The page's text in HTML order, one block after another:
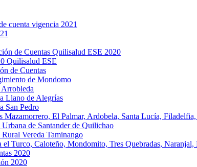
cuenta vigencia 2021
de Cuentas Quilisalud ESE 2020
Quilisalud ESE
de Cuentas
de Mondomo
Arrobleda
Llano de Alegrías
San Pedro
Mazamorrero, El Palmar, Ardobela, Santa Lucía,
de Santander de Quilichao
Vereda Taminango
el Turco, Caloteño, Mondomito, Tres Quebradas,
2020
2020